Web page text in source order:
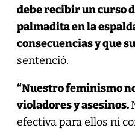
debe recibir un curso
palmadita en la
consecuencias y que
sentenció.
“Nuestro feminismo
violadores y asesinos.
efectiva para ellos ni